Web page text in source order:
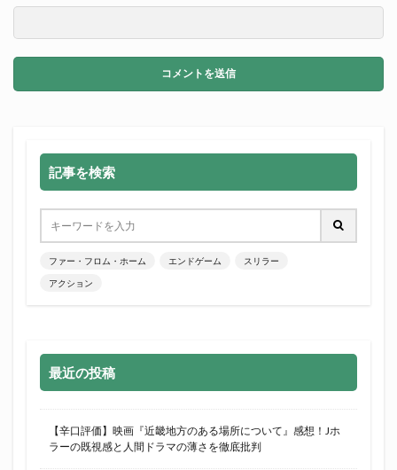
記事を検索
ファー・フロム・ホーム エンドゲーム スリラー
アクション
最近の投稿
【辛口評価】映画『近畿地方のある場所について』感想！Jホ
ラーの既視感と人間ドラマの薄さを徹底批判